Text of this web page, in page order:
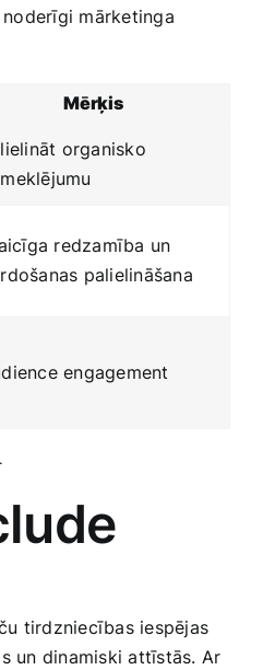
mārketinga
Mērķis
organisko
redzamība un
palielināšana
engagement
tirdzniecības iespējas
un ⁢dinamiski attīstās. Ar